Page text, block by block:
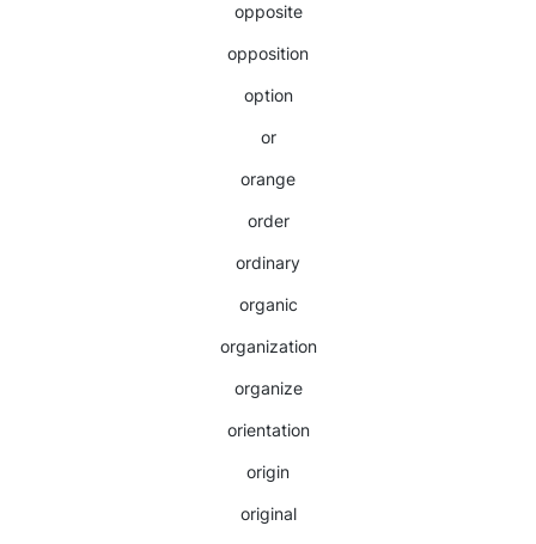
opposite
opposition
option
or
orange
order
ordinary
organic
organization
organize
orientation
origin
original